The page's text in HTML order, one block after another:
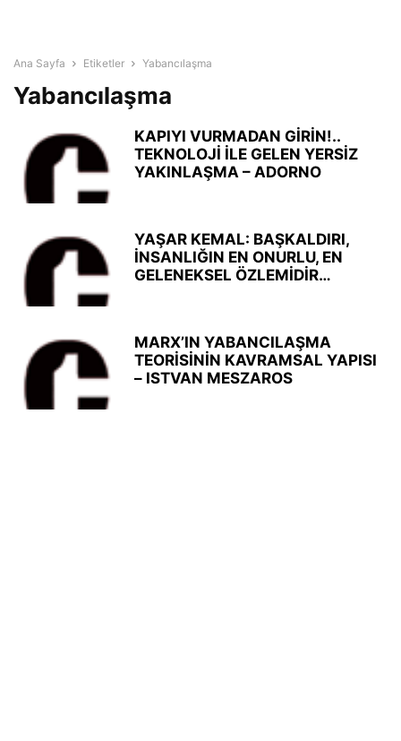
Ana Sayfa Etiketler Yabancılaşma
Yabancılaşma
KAPIYI VURMADAN GİRİN!..
TEKNOLOJİ İLE GELEN YERSİZ
YAKINLAŞMA – ADORNO
YAŞAR KEMAL: BAŞKALDIRI,
İNSANLIĞIN EN ONURLU, EN
GELENEKSEL ÖZLEMİDİR…
MARX’IN YABANCILAŞMA
TEORİSİNİN KAVRAMSAL YAPISI
– ISTVAN MESZAROS